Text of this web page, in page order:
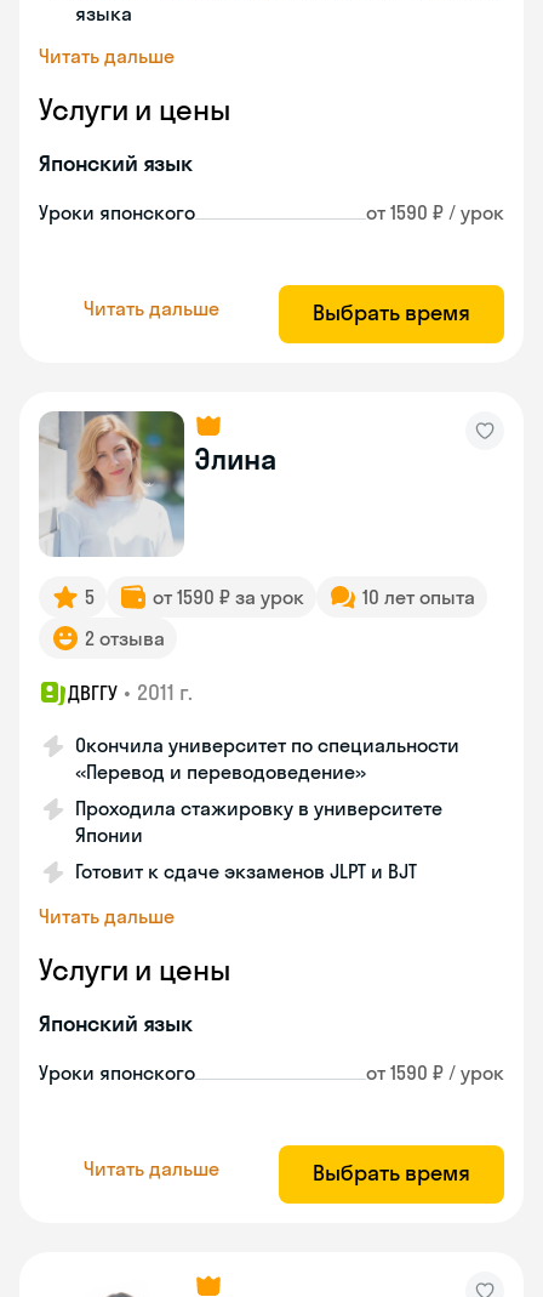
языка
Читать дальше
Услуги и цены
Японский язык
Уроки японского от 1590 ₽ / урок
Читать дальше Выбрать время
Элина
5 от 1590 ₽ за урок
10 лет опыта
2 отзыва
ДВГГУ • 2011 г.
Окончила университет по специальности
«Перевод и переводоведение»
Проходила стажировку в университете
Японии
Готовит к сдаче экзаменов JLPT и BJT
Читать дальше
Услуги и цены
Японский язык
Уроки японского от 1590 ₽ / урок
Читать дальше Выбрать время